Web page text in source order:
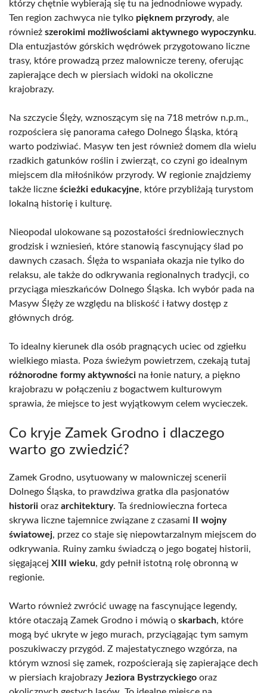
którzy chętnie wybierają się tu na jednodniowe wypady.
Ten region zachwyca nie tylko pięknem przyrody, ale
również szerokimi możliwościami aktywnego wypoczynku.
Dla entuzjastów górskich wędrówek przygotowano liczne
trasy, które prowadzą przez malownicze tereny, oferując
zapierające dech w piersiach widoki na okoliczne
krajobrazy.
Na szczycie Ślęży, wznoszącym się na 718 metrów n.p.m.,
rozpościera się panorama całego Dolnego Śląska, którą
warto podziwiać. Masyw ten jest również domem dla wielu
rzadkich gatunków roślin i zwierząt, co czyni go idealnym
miejscem dla miłośników przyrody. W regionie znajdziemy
także liczne ścieżki edukacyjne, które przybliżają turystom
lokalną historię i kulturę.
Nieopodal ulokowane są pozostałości średniowiecznych
grodzisk i wzniesień, które stanowią fascynujący ślad po
dawnych czasach. Ślęża to wspaniała okazja nie tylko do
relaksu, ale także do odkrywania regionalnych tradycji, co
przyciąga mieszkańców Dolnego Śląska. Ich wybór pada na
Masyw Ślęży ze względu na bliskość i łatwy dostęp z
głównych dróg.
To idealny kierunek dla osób pragnących uciec od zgiełku
wielkiego miasta. Poza świeżym powietrzem, czekają tutaj
różnorodne formy aktywności na łonie natury, a piękno
krajobrazu w połączeniu z bogactwem kulturowym
sprawia, że miejsce to jest wyjątkowym celem wycieczek.
Co kryje Zamek Grodno i dlaczego
warto go zwiedzić?
Zamek Grodno, usytuowany w malowniczej scenerii
Dolnego Śląska, to prawdziwa gratka dla pasjonatów
historii oraz architektury. Ta średniowieczna forteca
skrywa liczne tajemnice związane z czasami
II wojny
światowej, przez co staje się niepowtarzalnym miejscem do
odkrywania. Ruiny zamku świadczą o jego bogatej historii,
sięgającej XIII wieku, gdy pełnił istotną rolę obronną w
regionie.
Warto również zwrócić uwagę na fascynujące legendy,
które otaczają Zamek Grodno i mówią o skarbach, które
mogą być ukryte w jego murach, przyciągając tym samym
poszukiwaczy przygód. Z majestatycznego wzgórza, na
którym wznosi się zamek, rozpościerają się zapierające dech
w piersiach krajobrazy Jeziora Bystrzyckiego oraz